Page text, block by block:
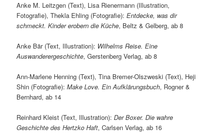
Anke M. Leitzgen (Text), Lisa Rienermann (Illustration,
Fotografie), Thekla Ehling (Fotografie):Entdecke, was dir
schmeckt. Kinder erobern die Küche, Beltz & Gelberg, ab 8
Anke Bär (Text, Illustration): Wilhelms Reise. Eine
Auswanderergeschichte, Gerstenberg Verlag, ab 8
Ann-Marlene Henning (Text), Tina Bremer-Olszweski (Text), Heji
Shin (Fotografie):Make Love. Ein Aufklärungsbuch, Rogner &
Bernhard, ab 14
Reinhard Kleist (Text, Illustration):Der Boxer. Die wahre
Geschichte des Hertzko Haft, Carlsen Verlag, ab 16